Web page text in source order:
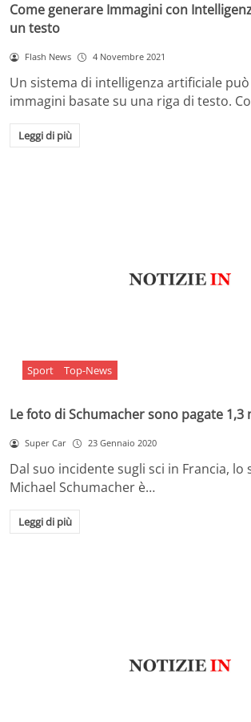
Come generare Immagini con
un testo
Flash News 4 Novembre 2021
Un sistema di intelligenza artificiale
immagini basate su una riga di testo.
Leggi di più
Sport Top-News
Le foto di Schumacher sono pagate
Super Car 23 Gennaio 2020
Dal suo incidente sugli sci in Francia, lo
Michael Schumacher è…
Leggi di più